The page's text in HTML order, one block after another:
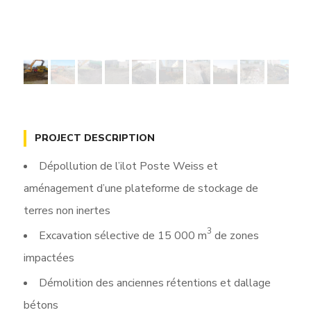
PROJECT DESCRIPTION
Dépollution de l’ilot Poste Weiss et
aménagement d’une plateforme de stockage de
terres non inertes
Excavation sélective de 15 000 m3 de zones
impactées
Démolition des anciennes rétentions et dallage
bétons